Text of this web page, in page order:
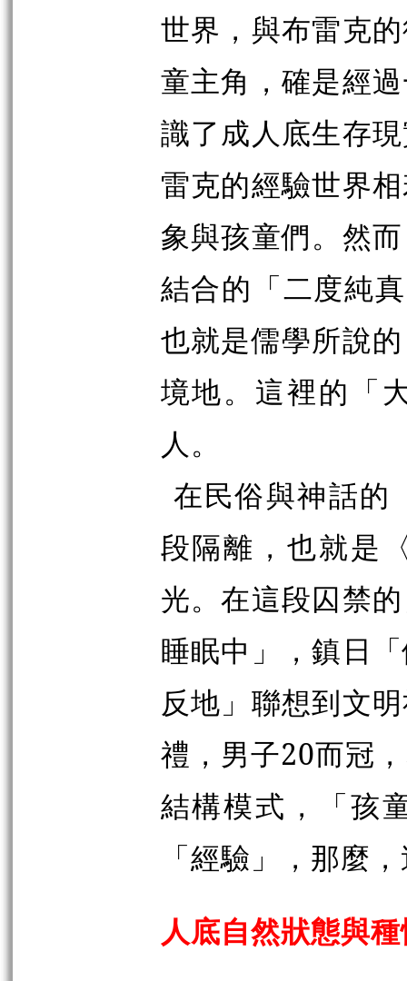
世界，與布雷克
童主角，確是經
識了成人底生存
雷克的經驗世界
象與孩童們。然
結合的「二度純
也就是儒學所說
境地。這裡的「
人。
在民俗與神話的
段隔離，也就是
光。在這段囚禁
睡眠中」，鎮日
反地」聯想到文
禮，男子20而冠
結構模式，「孩
「經驗」，那麼
人底自然狀態與